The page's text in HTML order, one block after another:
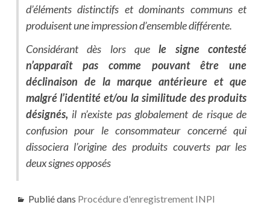
d’éléments distinctifs et dominants communs et
produisent une impression d’ensemble différente.
Considérant dès lors quele signe contesté
n’apparaît pas comme pouvant être une
déclinaison de la marque antérieure et que
malgré l’identité et/ou la similitude des produits
désignés, il n’existe pas globalement de risque de
confusion pour le consommateur concerné qui
dissociera l’origine des produits couverts par les
deux signes opposés
Publié dans Procédure d'enregistrement INPI